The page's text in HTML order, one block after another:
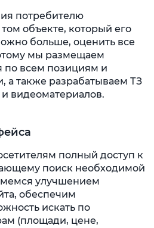
потребителю
объекте, который его
больше, оценить все
мы размещаем
по всем позициям и
а также разрабатываем ТЗ
видеоматериалов.
полный доступ к
поиск необходимой
улучшением
обеспечим
искать по
(площади, цене,